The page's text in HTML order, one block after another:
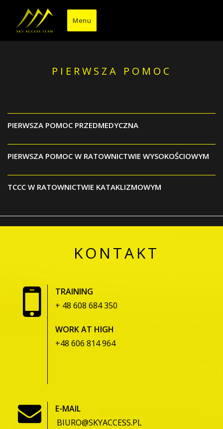
treści
Menu
PIERWSZA POMOC
PIERWSZA POMOC PRZEDMEDYCZNA
PIERWSZA POMOC W RATOWNICTWIE WYSOKOŚCIOWYM
TCCC W RATOWNICTWIE KATAKLIZMOWYM
KONTAKT
TRAINING
+ 48 608 684 350
WORK AT HIGH
+48 606 814 964
E-MAIL
BIURO@SKYACCESS.PL